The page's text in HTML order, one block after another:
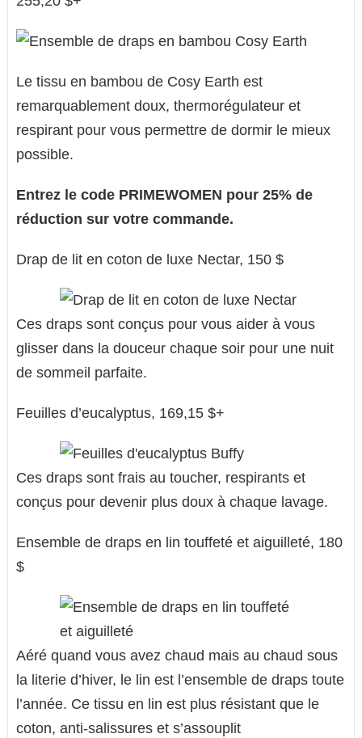
Le tissu en bambou de Cosy Earth est
remarquablement doux, thermorégulateur et
respirant pour vous permettre de dormir le mieux
possible.
Entrez le code PRIMEWOMEN pour 25% de
réduction sur votre commande.
Drap de lit en coton de luxe Nectar, 150 $
Ces draps sont conçus pour vous aider à vous
glisser dans la douceur chaque soir pour une nuit
de sommeil parfaite.
Feuilles d’eucalyptus, 169,15 $+
Ces draps sont frais au toucher, respirants et
conçus pour devenir plus doux à chaque lavage.
Ensemble de draps en lin touffeté et aiguilleté, 180
$
Aéré quand vous avez chaud mais au chaud sous
la literie d’hiver, le lin est l’ensemble de draps toute
l’année. Ce tissu en lin est plus résistant que le
coton, anti-salissures et s’assouplit